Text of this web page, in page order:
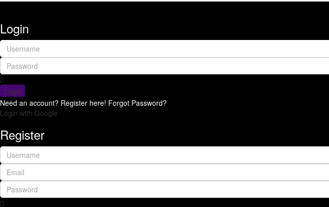
Login
Login
Need an account? Register here! Forgot Password?
Login with Google
Register